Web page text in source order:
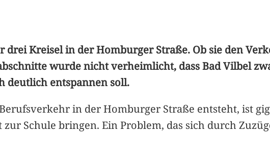
drei Kreisel in der Homburger Straße. Ob sie den
wurde nicht verheimlicht, dass Bad Vilbel
deutlich entspannen soll.
in der Homburger Straße entsteht, ist
Schule bringen. Ein Problem, das sich durch